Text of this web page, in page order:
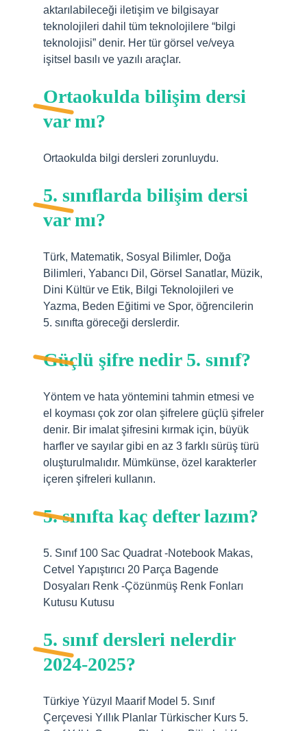
aktarılabileceği iletişim ve bilgisayar
teknolojileri dahil tüm teknolojilere “bilgi
teknolojisi” denir. Her tür görsel ve/veya
işitsel basılı ve yazılı araçlar.
Ortaokulda bilişim dersi
var mı?
Ortaokulda bilgi dersleri zorunluydu.
5. sınıflarda bilişim dersi
var mı?
Türk, Matematik, Sosyal Bilimler, Doğa
Bilimleri, Yabancı Dil, Görsel Sanatlar, Müzik,
Dini Kültür ve Etik, Bilgi Teknolojileri ve
Yazma, Beden Eğitimi ve Spor, öğrencilerin
5. sınıfta göreceği derslerdir.
Güçlü şifre nedir 5. sınıf?
Yöntem ve hata yöntemini tahmin etmesi ve
el koyması çok zor olan şifrelere güçlü şifreler
denir. Bir imalat şifresini kırmak için, büyük
harfler ve sayılar gibi en az 3 farklı sürüş türü
oluşturulmalıdır. Mümkünse, özel karakterler
içeren şifreleri kullanın.
5. sınıfta kaç defter lazım?
5. Sınıf 100 Sac Quadrat -Notebook Makas,
Cetvel Yapıştırıcı 20 Parça Bagende
Dosyaları Renk -Çözünmüş Renk Fonları
Kutusu Kutusu
5. sınıf dersleri nelerdir
2024-2025?
Türkiye Yüzyıl Maarif Model 5. Sınıf
Çerçevesi Yıllık Planlar Türkischer Kurs 5.